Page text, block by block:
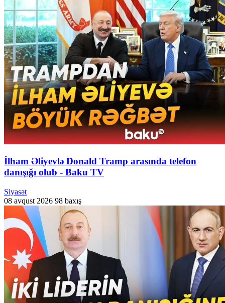
İlham Əliyevlə Donald Tramp arasında telefon
danışığı olub - Baku TV
Siyasət
08 avqust 2026 98 baxış